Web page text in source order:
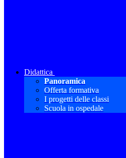
Didattica
Panoramica
Offerta formativa
I progetti delle classi
Scuola in ospedale